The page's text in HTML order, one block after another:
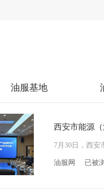
油服基地
西安市能源
油服网 已被